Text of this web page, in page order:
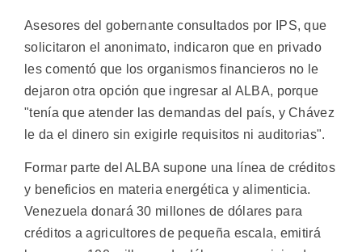
Asesores del gobernante consultados por IPS, que
solicitaron el anonimato, indicaron que en privado
les comentó que los organismos financieros no le
dejaron otra opción que ingresar al ALBA, porque
"tenía que atender las demandas del país, y Chávez
le da el dinero sin exigirle requisitos ni auditorias".
Formar parte del ALBA supone una línea de créditos
y beneficios en materia energética y alimenticia.
Venezuela donará 30 millones de dólares para
créditos a agricultores de pequeña escala, emitirá